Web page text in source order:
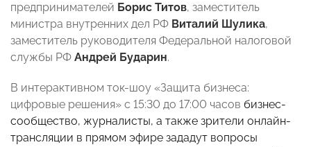
предпринимателей Борис Титов, заместитель
министра внутренних дел РФ Виталий Шулика,
заместитель руководителя Федеральной налоговой
службы РФ Андрей Бударин.
В интерактивном ток-шоу «Защита бизнеса:
цифровые решения» с 15:30 до 17:00 часов бизнес-
сообщество, журналисты, а также зрители онлайн-
трансляции в прямом эфире зададут вопросы